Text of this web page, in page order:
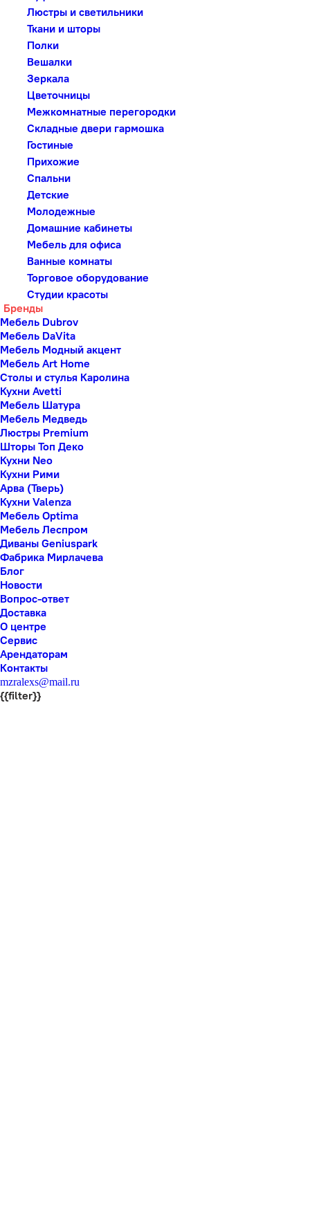
Люстры и светильники
Ткани и шторы
Полки
Вешалки
Зеркала
Цветочницы
Межкомнатные перегородки
Складные двери гармошка
Гостиные
Прихожие
Спальни
Детские
Молодежные
Домашние кабинеты
Мебель для офиса
Ванные комнаты
Торговое оборудование
Студии красоты
Бренды
Мебель Dubrov
Мебель DaVita
Мебель Модный акцент
Мебель Art Home
Столы и стулья Каролина
Кухни Avetti
Мебель Шатура
Мебель Медведь
Люстры Premium
Шторы Топ Деко
Кухни Neo
Кухни Рими
Арва (Тверь)
Кухни Valenza
Мебель Optima
Мебель Леспром
Диваны Geniuspark
Фабрика Мирлачева
Блог
Новости
Вопрос-ответ
Доставка
О центре
Сервис
Арендаторам
Контакты
mzralexs@mail.ru
{{filter}}